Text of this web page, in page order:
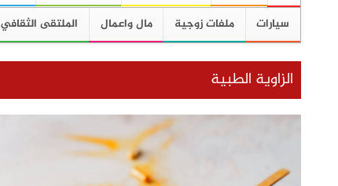
سيارات
ملفات زوجية مال واعمال الملتقى الثقافي
الزاوية الطبية